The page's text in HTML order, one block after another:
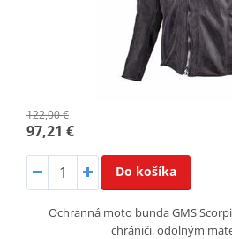
122,00 €
97,21 €
Do košíka
Ochranná moto bunda GMS
chrániči, odolným